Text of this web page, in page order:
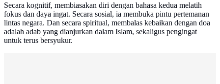
Secara kognitif, membiasakan diri dengan bahasa kedua melatih
fokus dan daya ingat. Secara sosial, ia membuka pintu pertemanan
lintas negara. Dan secara spiritual, membalas kebaikan dengan doa
adalah adab yang dianjurkan dalam Islam, sekaligus pengingat
untuk terus bersyukur.